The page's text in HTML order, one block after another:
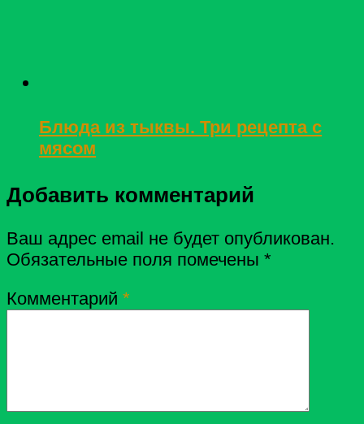
Блюда из тыквы. Три рецепта с
мясом
Добавить комментарий
Ваш адрес email не будет опубликован.
Обязательные поля помечены *
Комментарий *